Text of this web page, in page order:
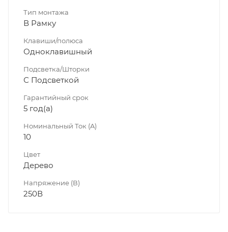
Тип монтажа
В Рамку
Клавиши/полюса
Одноклавишный
Подсветка/Шторки
С Подсветкой
Гарантийный срок
5 год(а)
Номинальный Ток (A)
10
Цвет
Дерево
Напряжение (В)
250В